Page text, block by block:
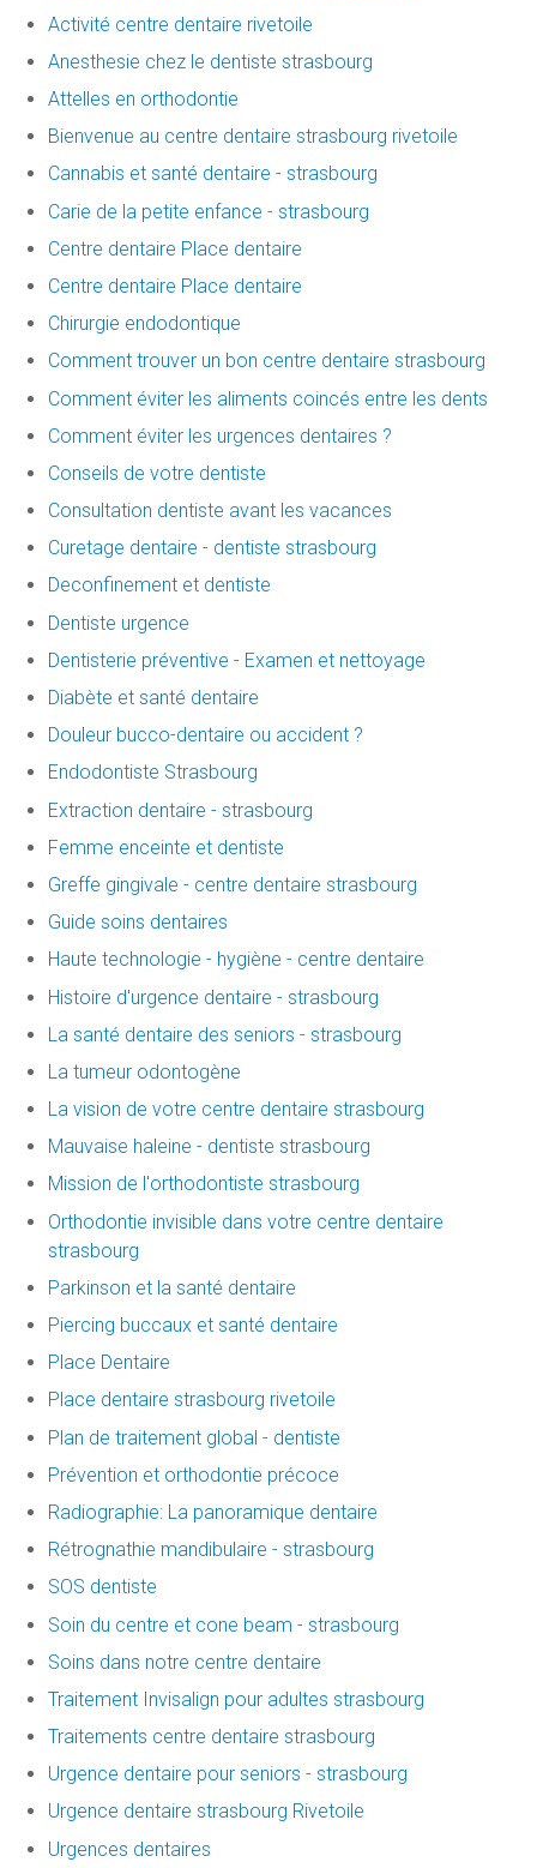
Activité centre dentaire rivetoile
Anesthesie chez le dentiste strasbourg
Attelles en orthodontie
Bienvenue au centre dentaire strasbourg rivetoile
Cannabis et santé dentaire - strasbourg
Carie de la petite enfance - strasbourg
Centre dentaire Place dentaire
Centre dentaire Place dentaire
Chirurgie endodontique
Comment trouver un bon centre dentaire strasbourg
Comment éviter les aliments coincés entre les dents
Comment éviter les urgences dentaires ?
Conseils de votre dentiste
Consultation dentiste avant les vacances
Curetage dentaire - dentiste strasbourg
Deconfinement et dentiste
Dentiste urgence
Dentisterie préventive - Examen et nettoyage
Diabète et santé dentaire
Douleur bucco-dentaire ou accident ?
Endodontiste Strasbourg
Extraction dentaire - strasbourg
Femme enceinte et dentiste
Greffe gingivale - centre dentaire strasbourg
Guide soins dentaires
Haute technologie - hygiène - centre dentaire
Histoire d'urgence dentaire - strasbourg
La santé dentaire des seniors - strasbourg
La tumeur odontogène
La vision de votre centre dentaire strasbourg
Mauvaise haleine - dentiste strasbourg
Mission de l'orthodontiste strasbourg
Orthodontie invisible dans votre centre dentaire
strasbourg
Parkinson et la santé dentaire
Piercing buccaux et santé dentaire
Place Dentaire
Place dentaire strasbourg rivetoile
Plan de traitement global - dentiste
Prévention et orthodontie précoce
Radiographie: La panoramique dentaire
Rétrognathie mandibulaire - strasbourg
SOS dentiste
Soin du centre et cone beam - strasbourg
Soins dans notre centre dentaire
Traitement Invisalign pour adultes strasbourg
Traitements centre dentaire strasbourg
Urgence dentaire pour seniors - strasbourg
Urgence dentaire strasbourg Rivetoile
Urgences dentaires